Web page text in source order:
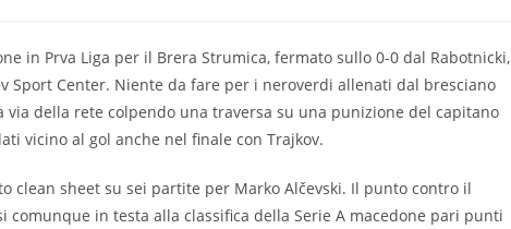
in Prva Liga per il Brera Strumica, fermato sullo 0-0 dal Rabotnicki,
Sport Center. Niente da fare per i neroverdi allenati dal bresciano
via della rete colpendo una traversa su una punizione del capitano
vicino al gol anche nel finale con Trajkov.
clean sheet su sei partite per Marko Alčevski. Il punto contro il
in testa alla classifica della Serie A macedone pari punti